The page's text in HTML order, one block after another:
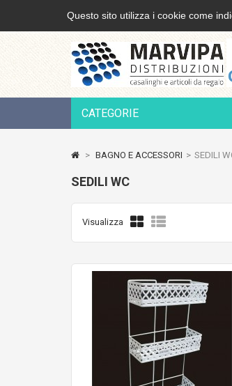
Questo sito utilizza i cookie come
CATEGORIE
> BAGNO E ACCESSORI > SEDILI
SEDILI WC
Visualizza